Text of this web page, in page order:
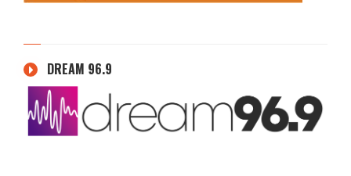
DREAM 96.9